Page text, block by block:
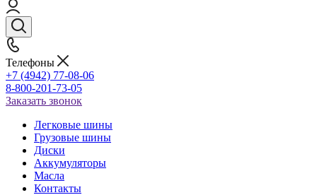
Телефоны
+7 (4942) 77-08-06
8-800-201-73-05
Заказать звонок
Легковые шины
Грузовые шины
Диски
Аккумуляторы
Масла
Контакты